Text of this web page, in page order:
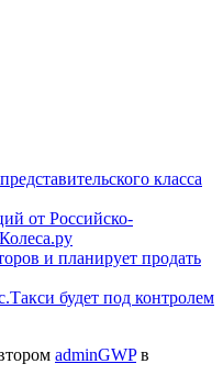
класса
от Российско-
и планирует продать
будет под контролем
adminGWPв